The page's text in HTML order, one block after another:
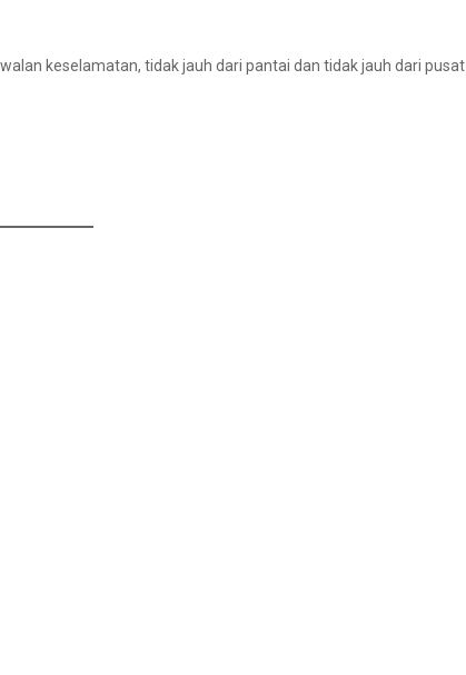
keselamatan, tidak jauh dari pantai dan tidak jauh dari pusat